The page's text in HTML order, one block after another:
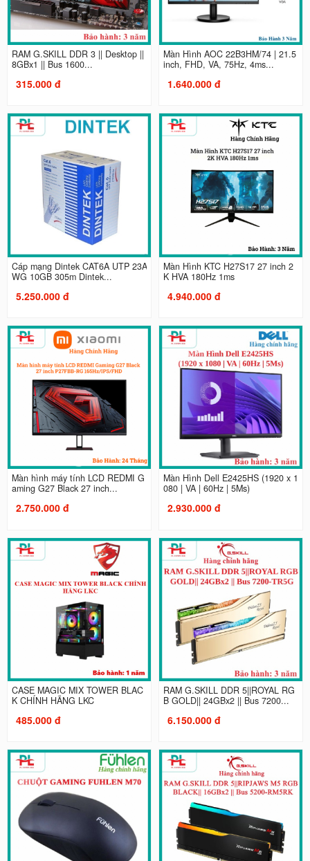
RAM G.SKILL DDR 3 || Desktop ||
8GBx1 || Bus 1600...
315.000 đ
Màn Hình AOC 22B3HM/74 | 21.5
inch, FHD, VA, 75Hz, 4ms...
1.640.000 đ
Cáp mạng Dintek CAT6A UTP 23A
WG 10GB 305m Dintek...
5.250.000 đ
Màn Hình KTC H27S17 27 inch 2
K HVA 180Hz 1ms
4.940.000 đ
Màn hình máy tính LCD REDMI G
aming G27 Black 27 inch...
2.750.000 đ
Màn Hình Dell E2425HS (1920 x 1
080 | VA | 60Hz | 5Ms)
2.930.000 đ
CASE MAGIC MIX TOWER BLAC
K CHÍNH HÃNG LKC
485.000 đ
RAM G.SKILL DDR 5||ROYAL RG
B GOLD|| 24GBx2 || Bus 7200...
6.150.000 đ